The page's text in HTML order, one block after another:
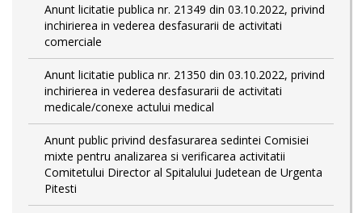
Anunt licitatie publica nr. 21349 din 03.10.2022, privind
inchirierea in vederea desfasurarii de activitati
comerciale
Anunt licitatie publica nr. 21350 din 03.10.2022, privind
inchirierea in vederea desfasurarii de activitati
medicale/conexe actului medical
Anunt public privind desfasurarea sedintei Comisiei
mixte pentru analizarea si verificarea activitatii
Comitetului Director al Spitalului Judetean de Urgenta
Pitesti